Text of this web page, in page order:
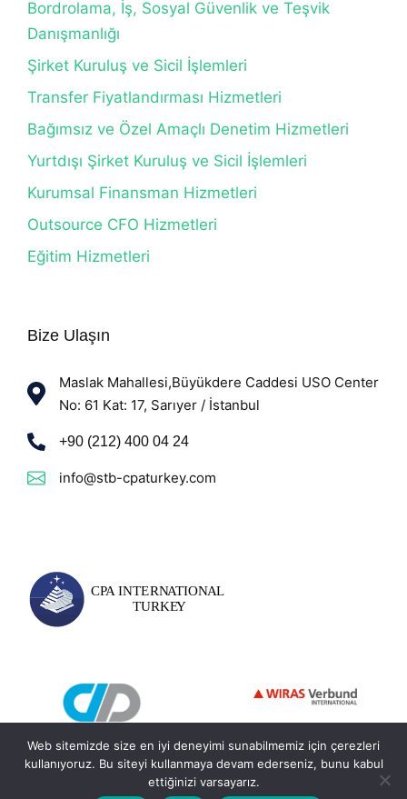
Bordrolama, İş, Sosyal Güvenlik ve Teşvik
Danışmanlığı
Şirket Kuruluş ve Sicil İşlemleri
Transfer Fiyatlandırması Hizmetleri
Bağımsız ve Özel Amaçlı Denetim Hizmetleri
Yurtdışı Şirket Kuruluş ve Sicil İşlemleri
Kurumsal Finansman Hizmetleri
Outsource CFO Hizmetleri
Eğitim Hizmetleri
Bize Ulaşın
Maslak Mahallesi,Büyükdere Caddesi USO Center
No: 61 Kat: 17, Sarıyer / İstanbul
+90 (212) 400 04 24
info@stb-cpaturkey.com
Web sitemizde size en iyi deneyimi sunabilmemiz için çerezleri
kullanıyoruz. Bu siteyi kullanmaya devam ederseniz, bunu kabul
ettiğinizi varsayarız.